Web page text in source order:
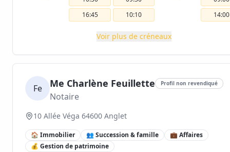
16:45
10:10
14:00
Voir plus de créneaux
Fe Me Charlène Feuillette Profil non revendiqué
Notaire
10 Allée Véga 64600 Anglet
🏠 Immobilier 👥 Succession & famille
💼 Affaires
💰 Gestion de patrimoine